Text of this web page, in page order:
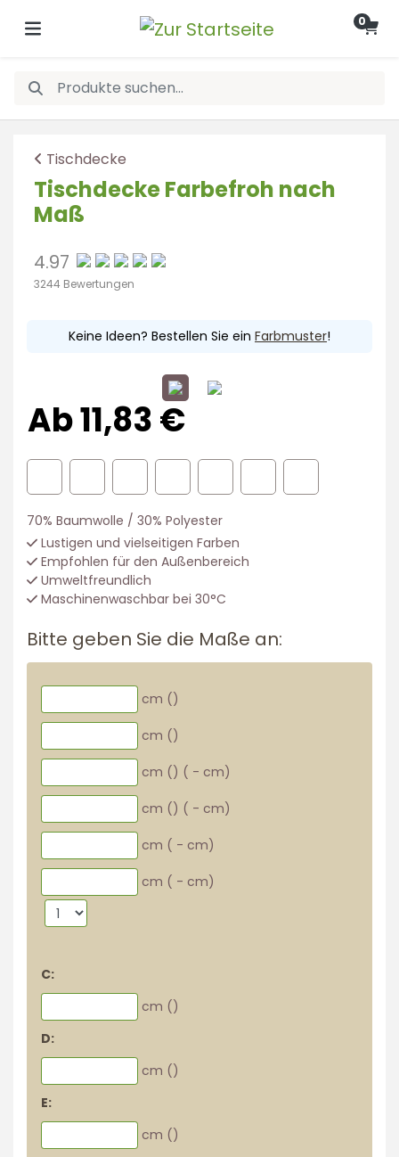
0
Tischdecke
Tischdecke Farbefroh nach
Maß
4.97
3244 Bewertungen
Keine Ideen? Bestellen Sie ein Farbmuster!
Ab 11,83 €
70% Baumwolle / 30% Polyester
Lustigen und vielseitigen Farben
Empfohlen für den Außenbereich
Umweltfreundlich
Maschinenwaschbar bei 30°C
Bitte geben Sie die Maße an:
cm ()
cm ()
cm () ( - cm)
cm () ( - cm)
cm ( - cm)
cm ( - cm)
C:
cm ()
D:
cm ()
E:
cm ()